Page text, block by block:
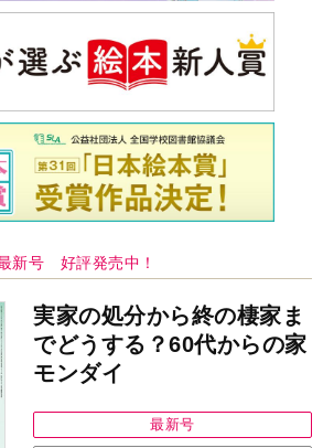
新号 好評発売中！
実家の処分から終の棲家ま
でどうする？60代からの家
モンダイ
最新号